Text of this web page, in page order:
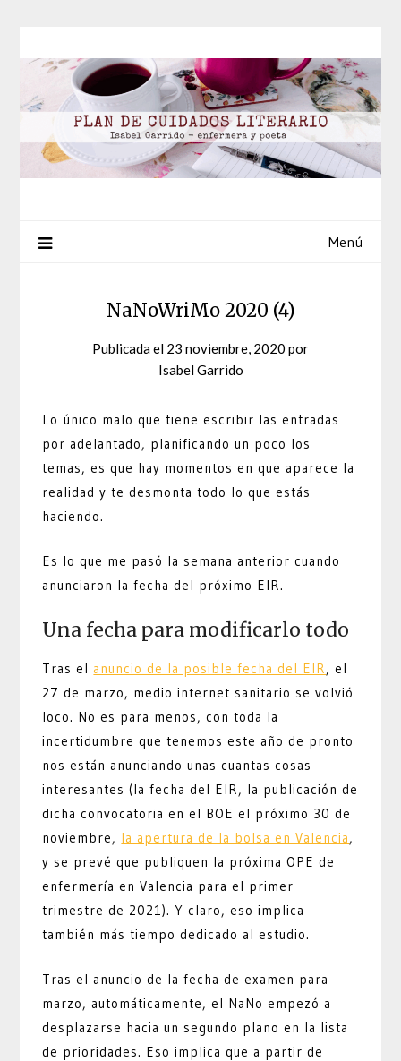
contenido
Menú
NaNoWriMo 2020 (4)
Publicada el 23 noviembre, 2020 por
Isabel Garrido
Lo único malo que tiene escribir las entradas
por adelantado, planificando un poco los
temas, es que hay momentos en que aparece la
realidad y te desmonta todo lo que estás
haciendo.
Es lo que me pasó la semana anterior cuando
anunciaron la fecha del próximo EIR.
Una fecha para modificarlo todo
Tras elanuncio de la posible fecha del EIR, el
27 de marzo, medio internet sanitario se volvió
loco. No es para menos, con toda la
incertidumbre que tenemos este año de pronto
nos están anunciando unas cuantas cosas
interesantes (la fecha del EIR, la publicación de
dicha convocatoria en el BOE el próximo 30 de
noviembre, la apertura de la bolsa en Valencia,
y se prevé que publiquen la próxima OPE de
enfermería en Valencia para el primer
trimestre de 2021). Y claro, eso implica
también más tiempo dedicado al estudio.
Tras el anuncio de la fecha de examen para
marzo, automáticamente, el NaNo empezó a
desplazarse hacia un segundo plano en la lista
de prioridades. Eso implica que a partir de